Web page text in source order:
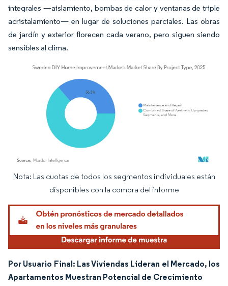
integrales —aislamiento, bombas de calor y ventanas de triple
acristalamiento— en lugar de soluciones parciales. Las obras
de jardín y exterior florecen cada verano, pero siguen siendo
sensibles al clima.
Imagen © Mordor Intelligence. El uso requiere atribución según CC BY 4.0.
Nota: Las cuotas de todos los segmentos individuales están
disponibles con la compra del informe
Por Usuario Final: Las Viviendas Lideran el Mercado, los
Apartamentos Muestran Potencial de Crecimiento